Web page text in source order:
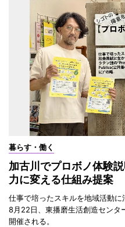
暮らす・働く
加古川でプロボノ体験
力に変える仕組み提案
仕事で培ったスキルを地域活動
8月22日、東播磨生活創造センタ
開催される。